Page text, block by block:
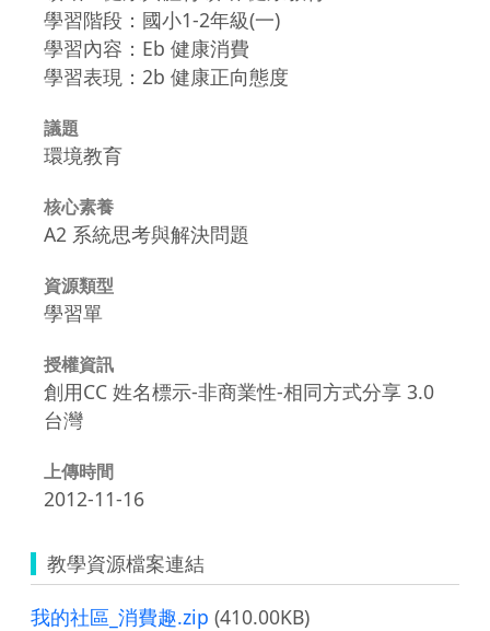
學習階段：國小1-2年級(一)
學習內容：Eb 健康消費
學習表現：2b 健康正向態度
議題
環境教育
核心素養
A2 系統思考與解決問題
資源類型
學習單
授權資訊
創用CC 姓名標示-非商業性-相同方式分享 3.0
台灣
上傳時間
2012-11-16
教學資源檔案連結
我的社區_消費趣.zip (410.00KB)